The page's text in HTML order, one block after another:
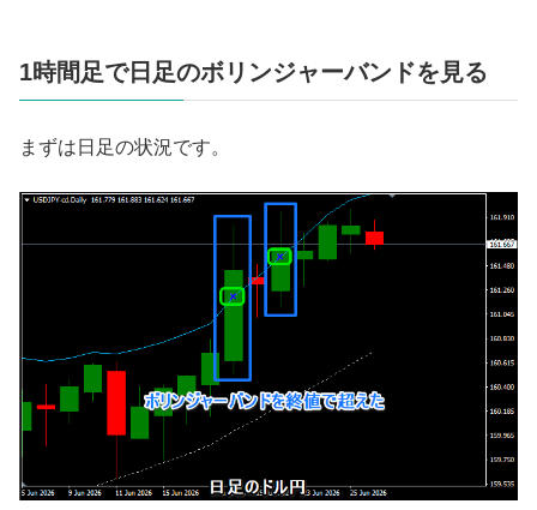
1時間足で日足のボリンジャーバンドを見る
まずは日足の状況です。